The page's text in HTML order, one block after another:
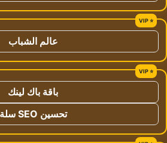
عالم الشباب
باقة باك لينك
تحسين SEO سلة